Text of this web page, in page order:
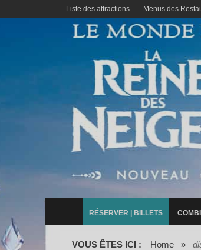
Liste des attractions Menus des
RÉSERVER | BILLETS
VOUS ÊTES ICI : Home »